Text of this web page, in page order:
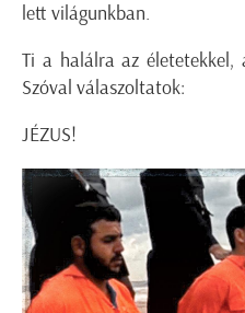
lett világunkban.
Ti a halálra az életetekkel,
Szóval válaszoltatok:
JÉZUS!